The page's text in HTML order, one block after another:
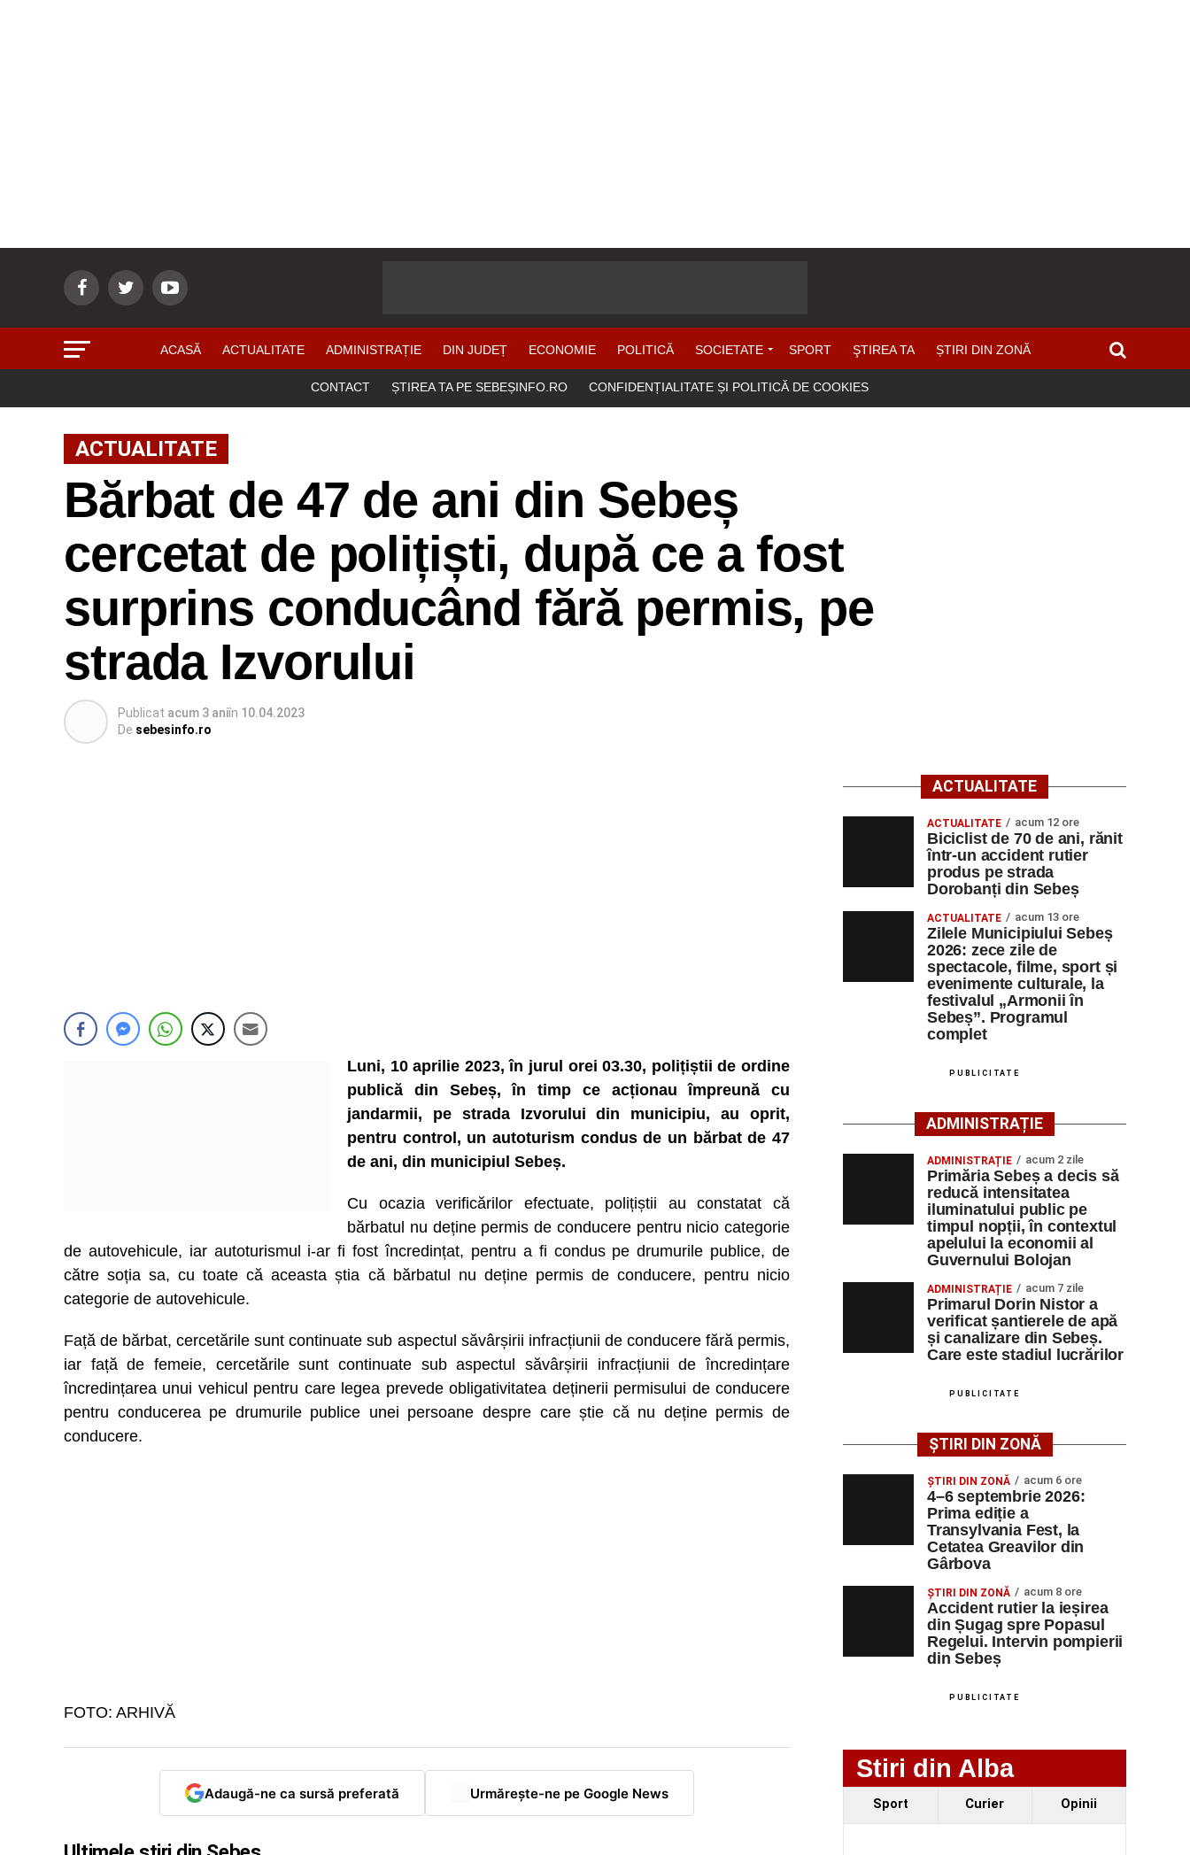
ACASĂ ACTUALITATE ADMINISTRAȚIE DIN JUDEȚ ECONOMIE POLITICĂ SOCIETATE SPORT ŞTIREA TA ȘTIRI DIN ZONĂ
CONTACT ȘTIREA TA PE SEBEȘINFO.RO CONFIDENȚIALITATE ȘI POLITICĂ DE COOKIES
ACTUALITATE
Bărbat de 47 de ani din Sebeș
cercetat de polițiști, după ce a fost
surprins conducând fără permis, pe
strada Izvorului
Publicat acum 3 aniîn 10.04.2023
De sebesinfo.ro
Luni, 10 aprilie 2023, în jurul orei 03.30, polițiștii de ordine
publică din Sebeș, în timp ce acționau împreună cu
jandarmii, pe strada Izvorului din municipiu, au oprit,
pentru control, un autoturism condus de un bărbat de 47
de ani, din municipiul Sebeș.
Cu ocazia verificărilor efectuate, polițiștii au constatat că
bărbatul nu deține permis de conducere pentru nicio categorie
de autovehicule, iar autoturismul i-ar fi fost încredințat, pentru a fi condus pe drumurile publice, de
către soția sa, cu toate că aceasta știa că bărbatul nu deține permis de conducere, pentru nicio
categorie de autovehicule.
Față de bărbat, cercetările sunt continuate sub aspectul săvârșirii infracțiunii de conducere fără permis,
iar față de femeie, cercetările sunt continuate sub aspectul săvârșirii infracțiunii de încredințare
încredințarea unui vehicul pentru care legea prevede obligativitatea deținerii permisului de conducere
pentru conducerea pe drumurile publice unei persoane despre care știe că nu deține permis de
conducere.
FOTO: ARHIVĂ
Adaugă-ne ca sursă preferată Urmărește-ne pe Google News
ACTUALITATE
ACTUALITATE acum 12 ore
Biciclist de 70 de ani, rănit
într-un accident rutier
produs pe strada
Dorobanți din Sebeș
ACTUALITATE acum 13 ore
Zilele Municipiului Sebeș
2026: zece zile de
spectacole, filme, sport și
evenimente culturale, la
festivalul „Armonii în
Sebeș”. Programul
complet
PUBLICITATE
ADMINISTRAȚIE
ADMINISTRAȚIE acum 2 zile
Primăria Sebeș a decis să
reducă intensitatea
iluminatului public pe
timpul nopții, în contextul
apelului la economii al
Guvernului Bolojan
ADMINISTRAȚIE acum 7 zile
Primarul Dorin Nistor a
verificat șantierele de apă
și canalizare din Sebeș.
Care este stadiul lucrărilor
PUBLICITATE
ȘTIRI DIN ZONĂ
ȘTIRI DIN ZONĂ acum 6 ore
4–6 septembrie 2026:
Prima ediție a
Transylvania Fest, la
Cetatea Greavilor din
Gârbova
ȘTIRI DIN ZONĂ acum 8 ore
Accident rutier la ieșirea
din Șugag spre Popasul
Regelui. Intervin pompierii
din Sebeș
PUBLICITATE
Stiri din Alba
Sport Curier Opinii